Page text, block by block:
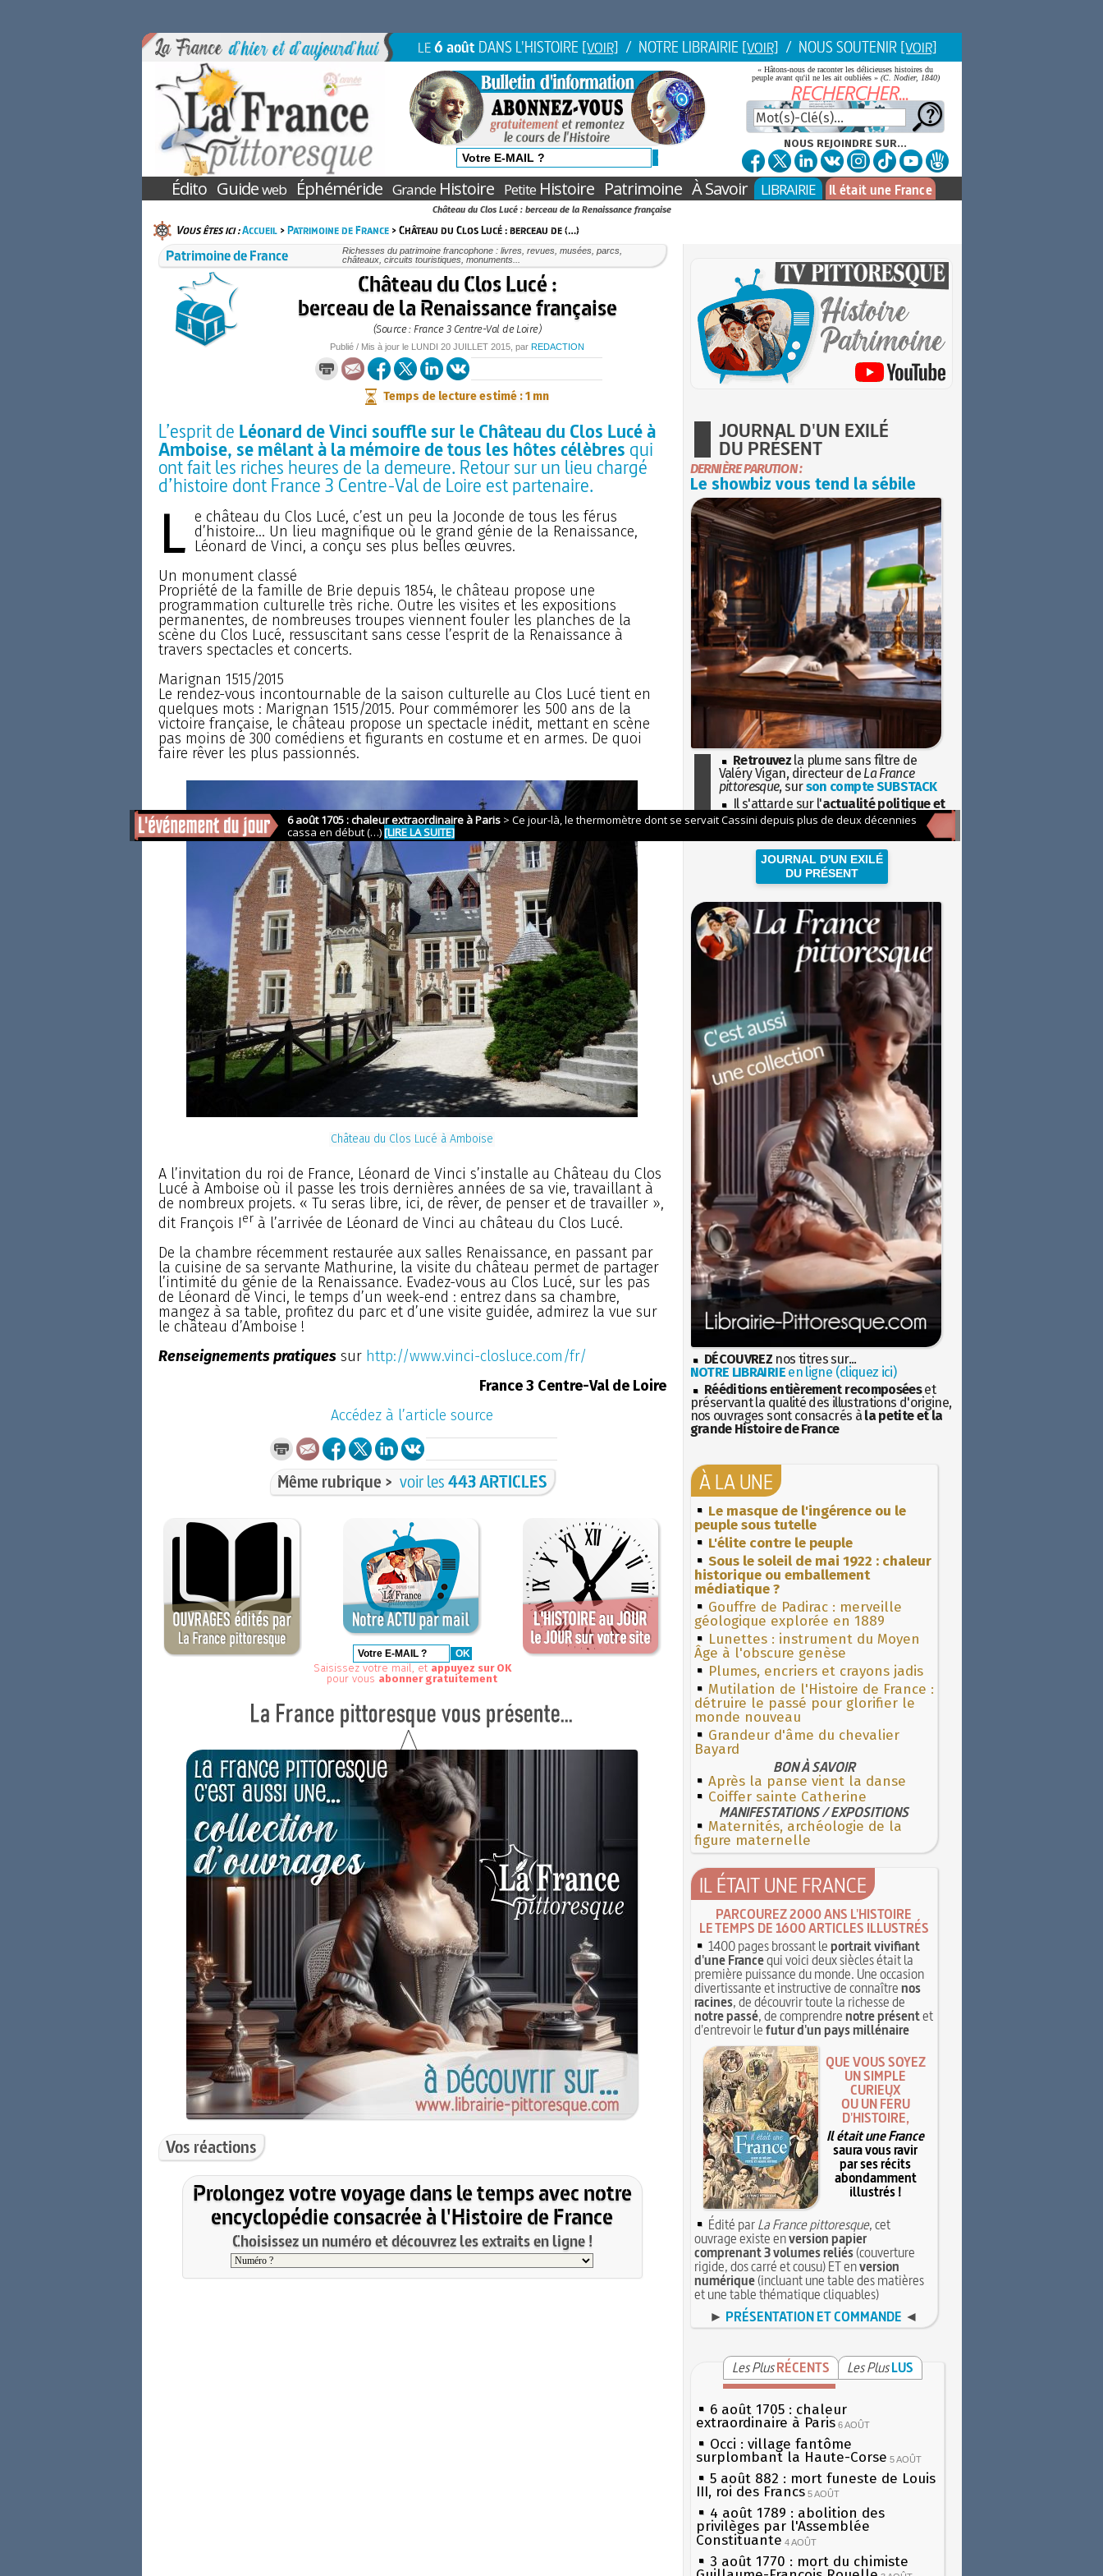
LE6 août DANS L'HISTOIRE [VOIR] / NOTRE LIBRAIRIE [VOIR] / NOUS SOUTENIR [VOIR]
« Hâtons-nous de raconter les délicieuses histoires du
peuple avant qu'il ne les ait oubliées » (C. Nodier, 1840)
NOUS REJOINDRE SUR...
Édito Guideweb Éphéméride GrandeHistoire PetiteHistoire Patrimoine À Savoir LIBRAIRIE Il était une France
Château du Clos Lucé : berceau de la Renaissance française
Vous êtes ici :Accueil>Patrimoine de France> Château du Clos Lucé : berceau de (…)
Patrimoine de France
Richesses du patrimoine francophone : livres, revues, musées, parcs,
châteaux, circuits touristiques, monuments...
Château du Clos Lucé :
berceau de la Renaissance française
(Source : France 3 Centre-Val de Loire)
Publié / Mis à jour le LUNDI 20 JUILLET 2015 , par REDACTION
Temps de lecture estimé : 1 mn
L’esprit de Léonard de Vinci souffle sur le Château du Clos Lucé à
Amboise, se mêlant à la mémoire de tous les hôtes célèbres qui
ont fait les riches heures de la demeure. Retour sur un lieu chargé
d’histoire dont France 3 Centre-Val de Loire est partenaire.
L e château du Clos Lucé, c’est un peu la Joconde de tous les férus
d’histoire... Un lieu magnifique où le grand génie de la Renaissance,
Léonard de Vinci, a conçu ses plus belles œuvres.
Un monument classé
Propriété de la famille de Brie depuis 1854, le château propose une
programmation culturelle très riche. Outre les visites et les expositions
permanentes, de nombreuses troupes viennent fouler les planches de la
scène du Clos Lucé, ressuscitant sans cesse l’esprit de la Renaissance à
travers spectacles et concerts.
Marignan 1515/2015
Le rendez-vous incontournable de la saison culturelle au Clos Lucé tient en
quelques mots : Marignan 1515/2015. Pour commémorer les 500 ans de la
victoire française, le château propose un spectacle inédit, mettant en scène
pas moins de 300 comédiens et figurants en costume et en armes. De quoi
faire rêver les plus passionnés.
Château du Clos Lucé à Amboise
A l’invitation du roi de France, Léonard de Vinci s’installe au Château du Clos
Lucé à Amboise où il passe les trois dernières années de sa vie, travaillant à
de nombreux projets. « Tu seras libre, ici, de rêver, de penser et de travailler »,
dit François Ier à l’arrivée de Léonard de Vinci au château du Clos Lucé.
De la chambre récemment restaurée aux salles Renaissance, en passant par
la cuisine de sa servante Mathurine, la visite du château permet de partager
l’intimité du génie de la Renaissance. Evadez-vous au Clos Lucé, sur les pas
de Léonard de Vinci, le temps d’un week-end : entrez dans sa chambre,
mangez à sa table, profitez du parc et d’une visite guidée, admirez la vue sur
le château d’Amboise !
Renseignements pratiques sur http://www.vinci-closluce.com/fr/
France 3 Centre-Val de Loire
Accédez à l’article source
Même rubrique > voir les443 ARTICLES
Saisissez votre mail, et appuyez sur OK
pour vous abonner gratuitement
Vos réactions
Prolongez votre voyage dans le temps avec notre
encyclopédie consacrée à l'Histoire de France
Choisissez un numéro et découvrez les extraits en ligne !
JOURNAL D'UN EXILÉ
DU PRÉSENT
DERNIÈRE PARUTION :
Le showbiz vous tend la sébile
Retrouvez la plume sans filtre de
Valéry Vigan, directeur de La France
pittoresque, surson compte SUBSTACK
Il s'attarde sur l'actualité politique et
sociétaleavec la hauteur de vue de
JOURNAL D'UN EXILÉ
DU PRÉSENT
DÉCOUVREZ nos titres sur...
NOTRE LIBRAIRIEen ligne (cliquez ici)
Rééditions entièrement recomposéeset
préservant la qualité des illustrations d'origine,
nos ouvrages sont consacrés à la petite et la
grande Histoire de France
À LA UNE
Le masque de l'ingérence ou le
peuple sous tutelle
L'élite contre le peuple
Sous le soleil de mai 1922 : chaleur
historique ou emballement
médiatique ?
Gouffre de Padirac : merveille
géologique explorée en 1889
Lunettes : instrument du Moyen
Âge à l'obscure genèse
Plumes, encriers et crayons jadis
Mutilation de l'Histoire de France :
détruire le passé pour glorifier le
monde nouveau
Grandeur d'âme du chevalier
Bayard
BON À SAVOIR
Après la panse vient la danse
Coiffer sainte Catherine
MANIFESTATIONS / EXPOSITIONS
Maternités, archéologie de la
figure maternelle
IL ÉTAIT UNE FRANCE
PARCOUREZ 2000 ANS L'HISTOIRE
LE TEMPS DE 1600 ARTICLES ILLUSTRÉS
1400 pages brossant leportrait vivifiant
d'une Francequi voici deux siècles était la
première puissance du monde. Une occasion
divertissante et instructive de connaîtrenos
racines, de découvrir toute la richesse de
notre passé, de comprendrenotre présentet
d'entrevoir lefutur d'un pays millénaire
QUE VOUS SOYEZ
UN SIMPLE
CURIEUX
OU UN FÉRU
D'HISTOIRE,
Il était une France
saura vous ravir
par ses récits
abondamment
illustrés !
Édité parLa France pittoresque, cet
ouvrage existe enversion papier
comprenant 3 volumes reliés(couverture
rigide, dos carré et cousu) ET enversion
numérique(incluant une table des matières
et une table thématique cliquables)
► PRÉSENTATION ET COMMANDE ◄
Les Plus RÉCENTS Les Plus LUS
6 août 1705 : chaleur
extraordinaire à Paris 6 AOÛT
Occi : village fantôme
surplombant la Haute-Corse 5 AOÛT
5 août 882 : mort funeste de Louis
III, roi des Francs 5 AOÛT
4 août 1789 : abolition des
privilèges par l'Assemblée
Constituante 4 AOÛT
3 août 1770 : mort du chimiste